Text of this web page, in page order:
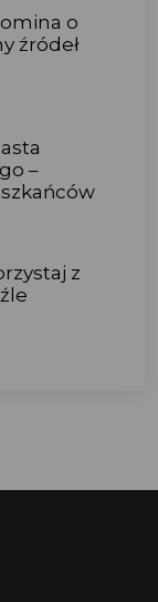
o
źródeł
–
z